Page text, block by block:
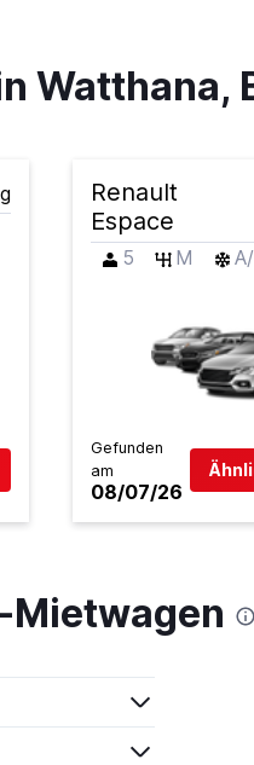
Watthana,
Renault
Espace
5 M
Gefunden
am
08/07/26
Mietwagen